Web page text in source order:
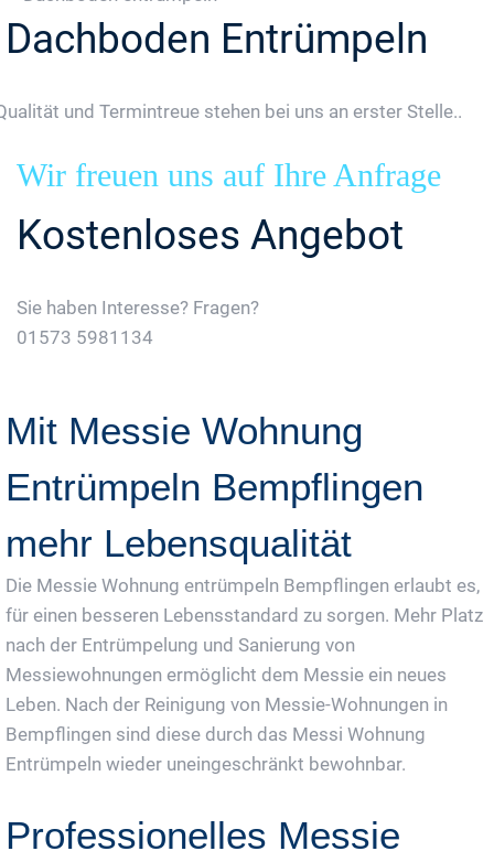
Dachboden Entrümpeln
und Termintreue stehen bei uns an erster Stelle..
Wir freuen uns auf Ihre Anfrage
Kostenloses Angebot
Sie haben Interesse? Fragen?
01573 5981134
Mit Messie Wohnung
Entrümpeln Bempflingen
mehr Lebensqualität
Die Messie Wohnung entrümpeln Bempflingen erlaubt es,
für einen besseren Lebensstandard zu sorgen. Mehr Platz
nach der Entrümpelung und Sanierung von
Messiewohnungen ermöglicht dem Messie ein neues
Leben. Nach der Reinigung von Messie-Wohnungen in
Bempflingen sind diese durch das Messi Wohnung
Entrümpeln wieder uneingeschränkt bewohnbar.
Professionelles Messie